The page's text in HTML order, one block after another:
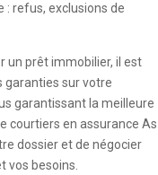
: refus, exclusions de
un prêt immobilier, il est
sur votre
garantissant la meilleure
courtiers en assurance As
dossier et de négocier
vos besoins.